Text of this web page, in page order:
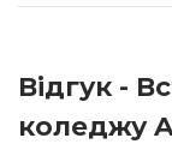
Відгук -
коледжу